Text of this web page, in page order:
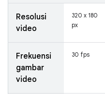
Resolusi
video
320 x 180
px
Frekuensi
gambar
video
30 fps